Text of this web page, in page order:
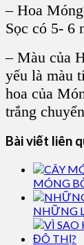
– Hoa
Sọc có 5- 6
– Màu của
yếu là màu
hoa của
trắng
Bài viết liên
MÓNG
NHỮNG